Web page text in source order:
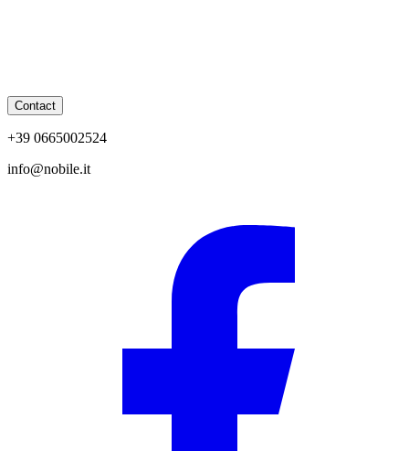
Contact
+39 0665002524
info@nobile.it